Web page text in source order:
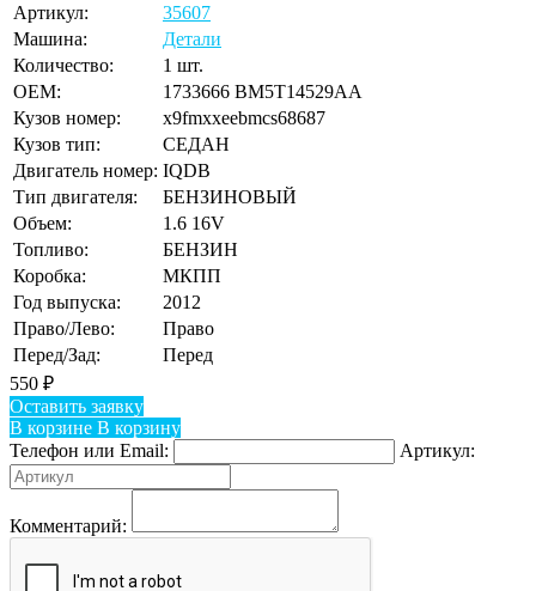
Артикул:
35607
Машина:
Детали
Количество:
1 шт.
OEM:
1733666 BM5T14529AA
Кузов номер:
x9fmxxeebmcs68687
Кузов тип:
СЕДАН
Двигатель номер: IQDB
Тип двигателя:
БЕНЗИНОВЫЙ
Объем:
1.6 16V
Топливо:
БЕНЗИН
Коробка:
МКПП
Год выпуска:
2012
Право/Лево:
Право
Перед/Зад:
Перед
550 ₽
Оставить заявку
В корзине В корзину
Телефон или Email:
Артикул:
Комментарий: